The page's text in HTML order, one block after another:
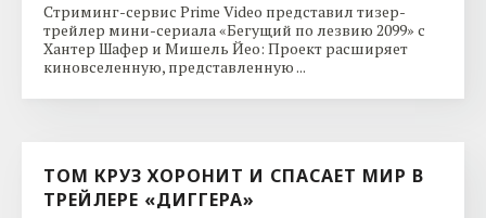
Стриминг-сервис Prime Video представил тизер-
трейлер мини-сериала «Бегущий по лезвию 2099» с
Хантер Шафер и Мишель Йео: Проект расширяет
киновселенную, представленную ...
ТОМ КРУЗ ХОРОНИТ И СПАСАЕТ МИР В
ТРЕЙЛЕРЕ «ДИГГЕРА»